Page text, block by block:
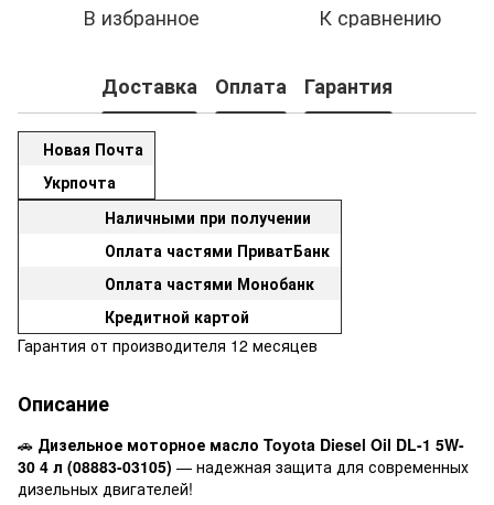
В избранное К сравнению
Доставка Оплата Гарантия
Новая Почта
Укрпочта
Наличными при получении
Оплата частями ПриватБанк
Оплата частями Монобанк
Кредитной картой
Гарантия от производителя 12 месяцев
Описание
🚗 Дизельное моторное масло Toyota Diesel Oil DL-1 5W-
30 4 л (08883-03105) — надежная защита для современных
дизельных двигателей!